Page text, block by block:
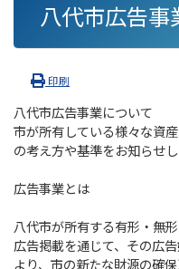
八代市広告事
印刷
八代市広告事業について
市が所有している様々な資
の考え方や基準をお知らせし
広告
八代市が所有する有形・無
広告掲載を通じて、その広
より、市の新たな財源の確